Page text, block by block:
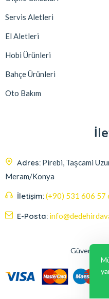
Servis Aletleri
El Aletleri
Hobi Ürünleri
Bahçe Ürünleri
Oto Bakım
Adres: Pirebi, Taşcami
Meram/Konya
İletişim:(+90) 531 606 57
E-Posta:
Güvenli